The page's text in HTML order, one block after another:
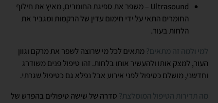
Ultrasound – משפר את ספיגת החומרים, מאיץ את חילוף
החומרים התאי על ידי חימום עדין של הרקמות ומגביר את
הלחות בעור.
למי ולמה זה מתאים?מתאים לכל מי שרוצה לשפר את מרקם וגוון
העור, למצק אותו ולהעשיר אותו בלחות. זהו טיפול פנים משודרג
וחדשני, מושלם כטיפול לפני אירוע אבל נפלא גם כטיפול שגרתי.
מה תדירות הטיפול המומלצת? סדרה של שישה טיפולים בהפרש של